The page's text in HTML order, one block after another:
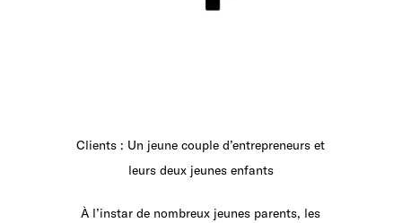
Clients : Un jeune couple d’entrepreneurs et
leurs deux jeunes enfants
À l’instar de nombreux jeunes parents, les